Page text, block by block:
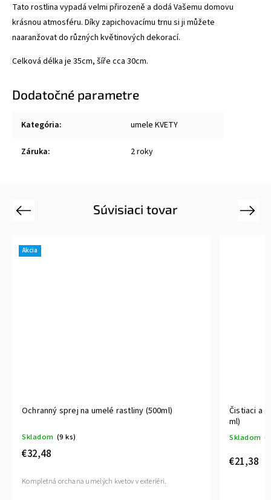
Tato rostlina vypadá velmi přirozeně a dodá Vašemu domovu
krásnou atmosféru. Díky zapichovacímu trnu si ji můžete
naaranžovat do různých květinových dekorací.
Celková délka je 35cm, šíře cca 30cm.
Dodatočné parametre
Kategória: umele KVETY
Záruka: 2 roky
Súvisiaci tovar
Previous
Akcia
Ochranný sprej na umelé rastliny (500ml)
Skladom (9 ks)
€32,48
Kompletná orchana umelých kvetov v exteriéri.
Čistiaci a
ml)
Skladom
€21,38
Next